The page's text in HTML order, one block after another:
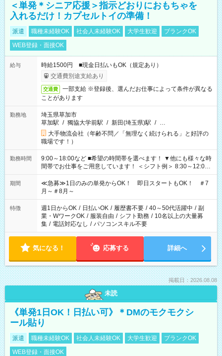
＜単発＊シニア応援＞指示どおりにおもちゃを
入れるだけ！カプセルトイの準備！
派遣 職種未経験OK 社会人未経験OK 大学生歓迎
ブランクOK
WEB登録・面接OK
給与
時給1500円 ■現金日払いもOK（規定あり）
交通費別途支給あり
交通費
一部支給 ※登録後、選んだお仕事によって条件が異なる
ことがあります
勤務地
埼玉県草加市
草加駅 / 獨協大学前駅 / 新田(埼玉県)駅 / …
大手物流会社（年齢不問／「無理なく続けられる」と好評の
職場です！）
勤務時間
9:00～18:00など ■希望の時間帯を選べます！ ▼他にも様々な時
間帯でお仕事をご用意しています！ ＜シフト例＞ 8:30～12:00
17:00～22:00 13:00～22:00 22:00～翌6:00 など
期間
≪急募≫1日のみの単発からOK！ 即日スタートもOK！ ＃7
月～＃8月～
特徴 週1日からOK / 日払いOK / 履歴書不要 / 40～50代活躍中 / 副
業・WワークOK / 服装自由 / シフト勤務 / 10名以上の大量募
集 / 電話対応なし / パソコンスキル不要
気になる！ 応募する 詳細へ
掲載日：2026.08.08
未読
《単発1日OK！日払い可》＊DMのモクモクシ
ール貼り
派遣 職種未経験OK 社会人未経験OK 大学生歓迎
ブランクOK
WEB登録・面接OK